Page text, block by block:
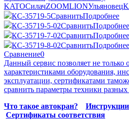
KATOСилачZOOMLIONУльяновец
КС-35719-5СравнитьПодробнее
КС-35719-5-02СравнитьПодробнее
КС-35719-7-02СравнитьПодробнее
КС-35719-8-02СравнитьПодробнее
Сравнение0
Данный сервис позволяет не только
характеристиками оборудования,
эксплуатации, сертификатами
сравнить параметры техники
Что такое автокран?
Сертификаты соответствия